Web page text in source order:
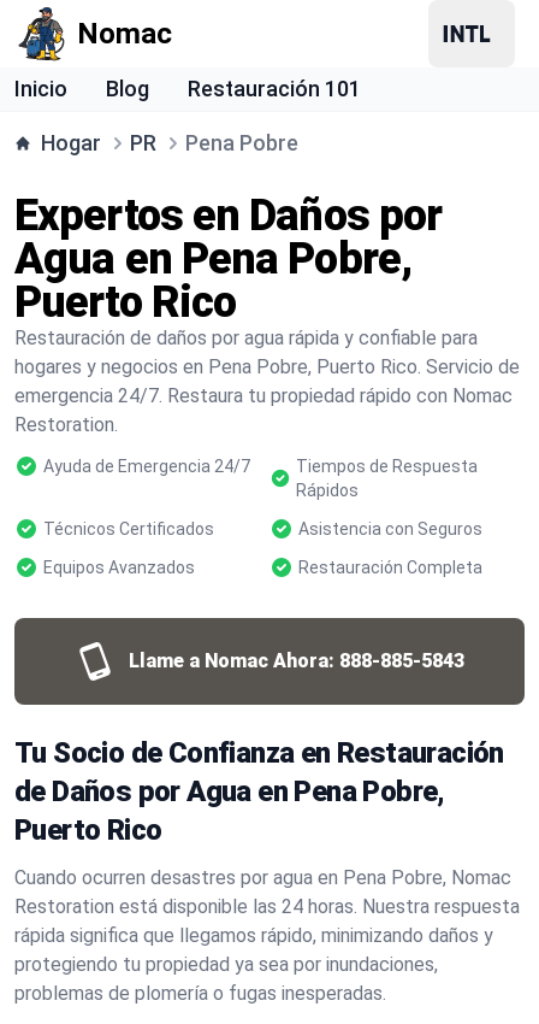
Nomac
Inicio Blog Restauración 101
Hogar PR Pena Pobre
Expertos en Daños por
Agua en Pena Pobre,
Puerto Rico
Restauración de daños por agua rápida y confiable para
hogares y negocios en Pena Pobre, Puerto Rico. Servicio de
emergencia 24/7. Restaura tu propiedad rápido con Nomac
Restoration.
Ayuda de Emergencia 24/7
Tiempos de Respuesta
Rápidos
Técnicos Certificados
Asistencia con Seguros
Equipos Avanzados
Restauración Completa
Llame a Nomac Ahora: 888-885-5843
Tu Socio de Confianza en Restauración
de Daños por Agua en Pena Pobre,
Puerto Rico
Cuando ocurren desastres por agua en Pena Pobre, Nomac
Restoration está disponible las 24 horas. Nuestra respuesta
rápida significa que llegamos rápido, minimizando daños y
protegiendo tu propiedad ya sea por inundaciones,
problemas de plomería o fugas inesperadas.